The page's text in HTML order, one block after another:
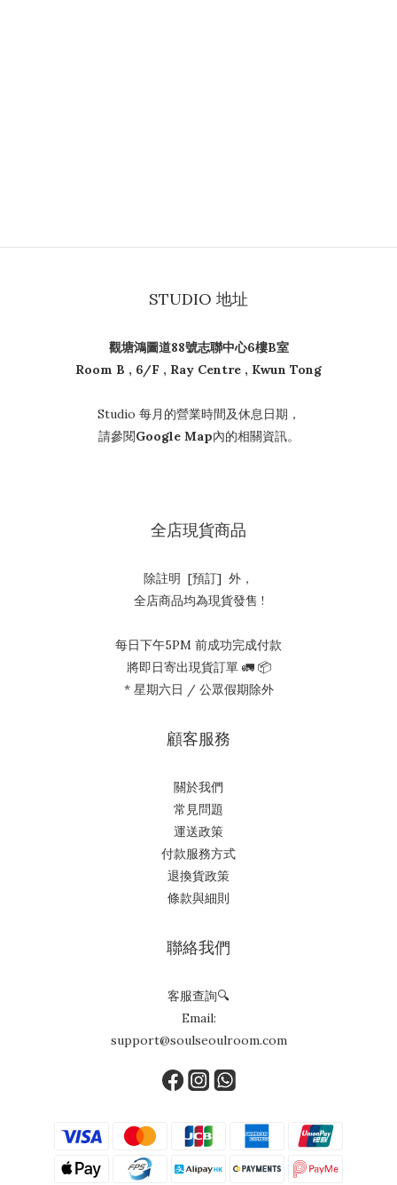
STUDIO 地址
觀塘鴻圖道88號志聯中心6樓B室
Room B , 6/F , Ray Centre , Kwun Tong
Studio 每月的營業時間及休息日期，
請參閱Google Map內的相關資訊。
全店現貨商品
除註明 [預訂] 外，
全店商品均為現貨發售 !
每日下午5PM 前成功完成付款
將即日寄出現貨訂單 🚛 📦
* 星期六日 / 公眾假期除外
顧客服務
關於我們
常見問題
運送政策
付款服務方式
退換貨政策
條款與細則
聯絡我們
客服查詢🔍
Email:
support@soulseoulroom.com